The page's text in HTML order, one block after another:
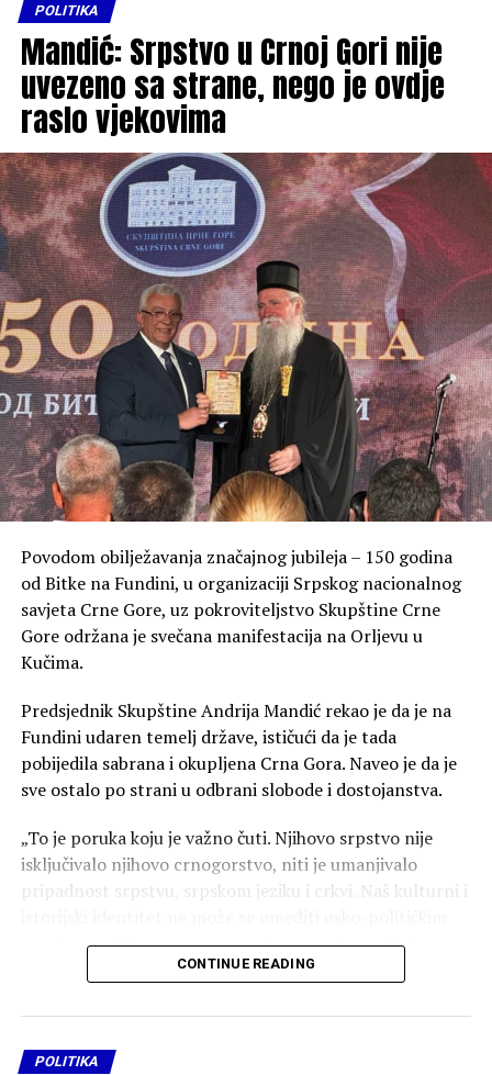
POLITIKA
Mandić: Srpstvo u Crnoj Gori nije
uvezeno sa strane, nego je ovdje
raslo vjekovima
Povodom obilježavanja značajnog jubileja – 150 godina
od Bitke na Fundini, u organizaciji Srpskog nacionalnog
savjeta Crne Gore, uz pokroviteljstvo Skupštine Crne
Gore održana je svečana manifestacija na Orljevu u
Kučima.
Predsjednik Skupštine Andrija Mandić rekao je da je na
Fundini udaren temelj države, ističući da je tada
pobijedila sabrana i okupljena Crna Gora. Naveo je da je
sve ostalo po strani u odbrani slobode i dostojanstva.
„To je poruka koju je važno čuti. Njihovo srpstvo nije
isključivalo njihovo crnogorstvo, niti je umanjivalo
pripadnost srpstvu, srpskom jeziku i crkvi. Naš kulturni i
granicama. Niko nema monopol na srpsko nasljeđe.
Srpstvo u Crnoj Gori nije uvezeno sa strane, nego je
On je rekao da niko nema pravo da nama u Crnoj Gori
CONTINUE READING
POLITIKA